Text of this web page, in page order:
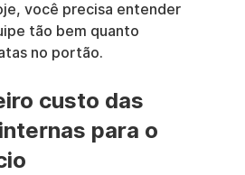
você precisa entender
tão bem quanto
no portão.
custo das
para o